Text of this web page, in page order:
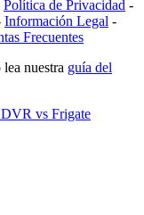
Política de Privacidad -
Información Legal -
Frecuentes
lea nuestra guía del
vs Frigate